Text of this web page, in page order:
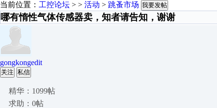
当前位置： 工控论坛 > > 活动 > 跳蚤市场 我要发帖
哪有惰性气体传感器卖，知者请告知，谢谢
gongkongedit
关注 私信
精华：1099帖
求助：0帖